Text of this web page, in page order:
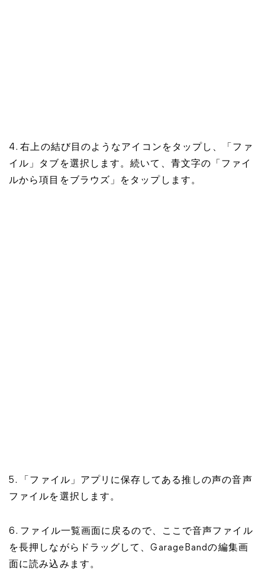
4. 右上の結び目のようなアイコンをタップし、「ファ
イル」タブを選択します。続いて、青文字の「ファイ
ルから項目をブラウズ」をタップします。
5. 「ファイル」アプリに保存してある推しの声の音声
ファイルを選択します。
6. ファイル一覧画面に戻るので、ここで音声ファイル
を長押しながらドラッグして、GarageBandの編集画
面に読み込みます。